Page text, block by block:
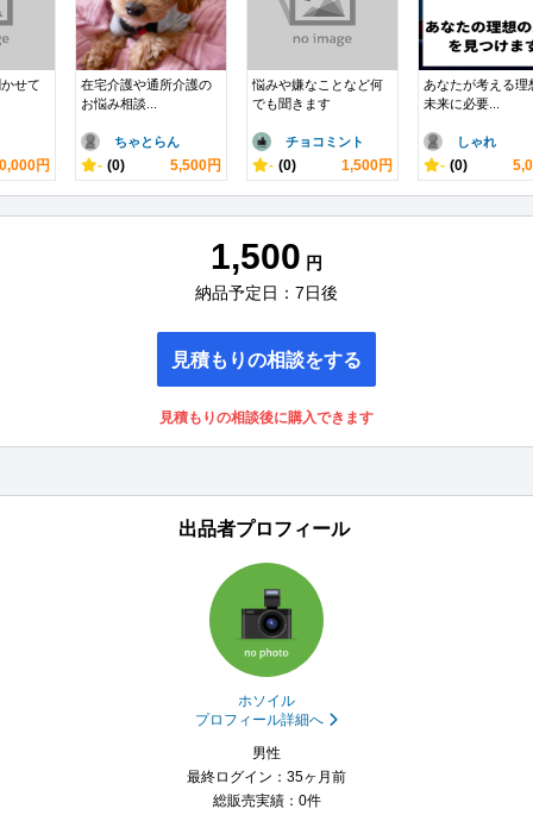
せて
円
在宅介護や通所介護の
お悩み相談...
ちゃとらん
- (0) 5,500円
悩みや嫌なことなど何
でも聞きます
チョコミント
- (0) 1,500円
あなたが考える理
未来に必要...
しゃれ
- (0)
1,500 円
納品予定日：7日後
見積もりの相談をする
見積もりの相談後に購入できます
出品者プロフィール
ホソイル
プロフィール詳細へ
男性
最終ログイン：35ヶ月前
総販売実績：0件